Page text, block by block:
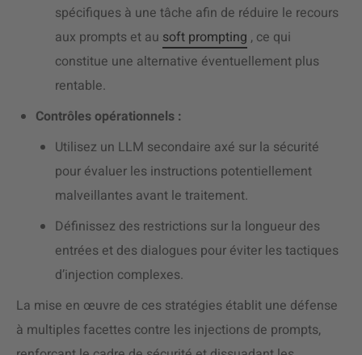
spécifiques à une tâche afin de réduire le recours
aux prompts et au soft prompting , ce qui
constitue une alternative éventuellement plus
rentable.
Contrôles opérationnels :
Utilisez un LLM secondaire axé sur la sécurité
pour évaluer les instructions potentiellement
malveillantes avant le traitement.
Définissez des restrictions sur la longueur des
entrées et des dialogues pour éviter les tactiques
d’injection complexes.
La mise en œuvre de ces stratégies établit une défense
à multiples facettes contre les injections de prompts,